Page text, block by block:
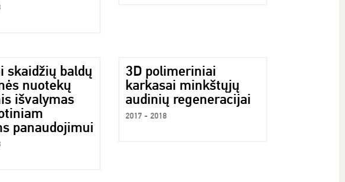
skaidžių baldų
nuotekų
išvalymas
panaudojimui
3D polimeriniai
karkasai minkštųjų
audinių regeneracijai
2017 - 2018